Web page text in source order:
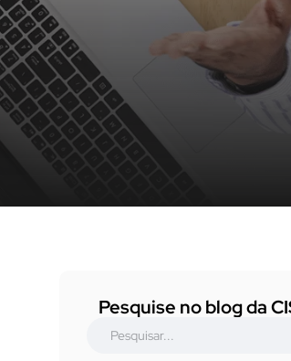
Pesquise no blog da